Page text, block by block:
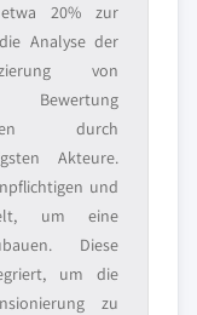
20% zur
Analyse der
von
durch
Akteure.
und
um eine
Diese
um die
zu